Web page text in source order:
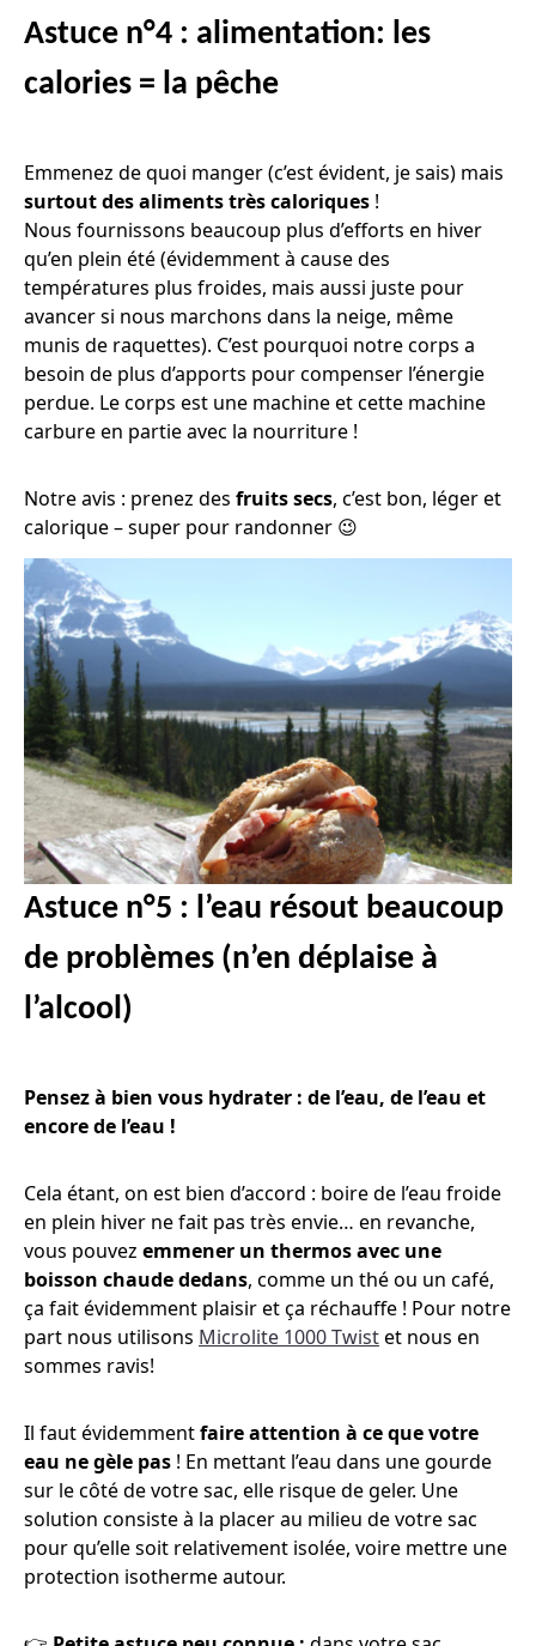
Astuce n°4 : alimentation: les
calories = la pêche
Emmenez de quoi manger (c’est évident, je sais) mais
surtout des aliments très caloriques !
Nous fournissons beaucoup plus d’efforts en hiver
qu’en plein été (évidemment à cause des
températures plus froides, mais aussi juste pour
avancer si nous marchons dans la neige, même
munis de raquettes). C’est pourquoi notre corps a
besoin de plus d’apports pour compenser l’énergie
perdue. Le corps est une machine et cette machine
carbure en partie avec la nourriture !
Notre avis : prenez des fruits secs, c’est bon, léger et
calorique – super pour randonner 😉
Astuce n°5 : l’eau résout beaucoup
de problèmes (n’en déplaise à
l’alcool)
Pensez à bien vous hydrater : de l’eau, de l’eau et
encore de l’eau !
Cela étant, on est bien d’accord : boire de l’eau froide
en plein hiver ne fait pas très envie… en revanche,
vous pouvez emmener un thermos avec une
boisson chaude dedans, comme un thé ou un café,
ça fait évidemment plaisir et ça réchauffe ! Pour notre
part nous utilisons Microlite 1000 Twistet nous en
sommes ravis!
Il faut évidemmentfaire attention à ce que votre
eau ne gèle pas ! En mettant l’eau dans une gourde
sur le côté de votre sac, elle risque de geler. Une
solution consiste à la placer au milieu de votre sac
pour qu’elle soit relativement isolée, voire mettre une
protection isotherme autour.